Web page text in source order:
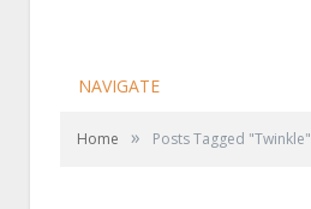
NAVIGATE
Home » Posts Tagged "Twinkle"